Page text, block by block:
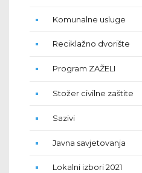
Komunalne usluge
Reciklažno dvorište
Program ZAŽELI
Stožer civilne zaštite
Sazivi
Javna savjetovanja
Lokalni izbori 2021